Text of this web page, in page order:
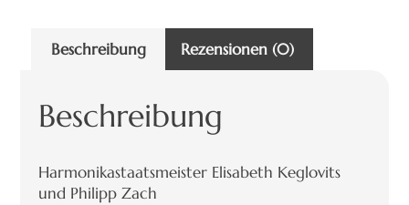
Beschreibung Rezensionen (0)
Beschreibung
Harmonikastaatsmeister Elisabeth Keglovits
und Philipp Zach